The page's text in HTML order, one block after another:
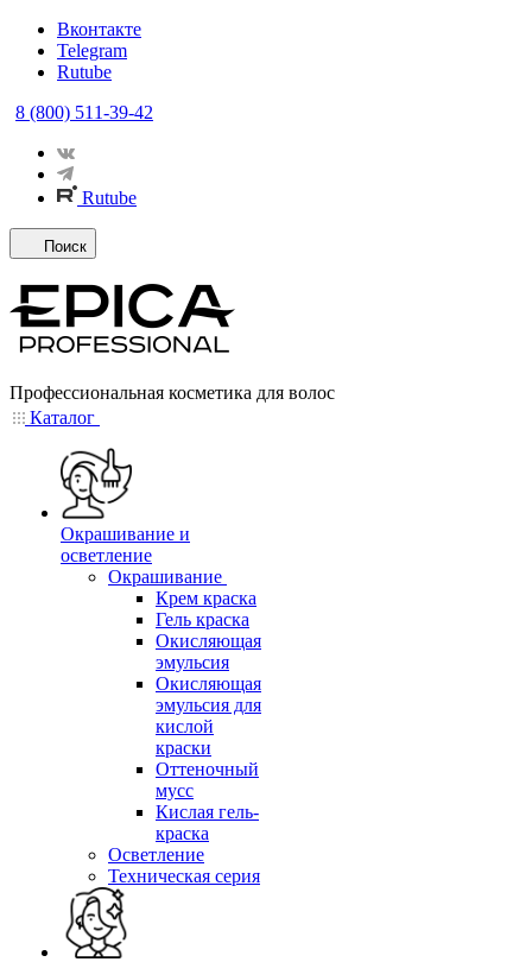
Вконтакте
Telegram
Rutube
8 (800) 511-39-42
Rutube
Поиск
Профессиональная косметика для волос
Каталог
Окрашивание и
осветление
Окрашивание
Крем краска
Гель краска
Окисляющая
эмульсия
Окисляющая
эмульсия для
кислой
краски
Оттеночный
мусс
Кислая гель-
краска
Осветление
Техническая серия